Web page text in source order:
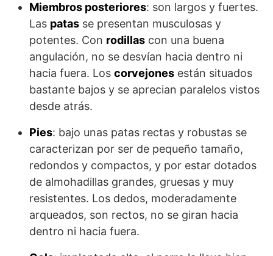
Miembros posteriores: son largos y fuertes.
Las patas se presentan musculosas y
potentes. Con rodillas con una buena
angulación, no se desvían hacia dentro ni
hacia fuera. Los corvejones están situados
bastante bajos y se aprecian paralelos vistos
desde atrás.
Pies: bajo unas patas rectas y robustas se
caracterizan por ser de pequeño tamaño,
redondos y compactos, y por estar dotados
de almohadillas grandes, gruesas y muy
resistentes. Los dedos, moderadamente
arqueados, son rectos, no se giran hacia
dentro ni hacia fuera.